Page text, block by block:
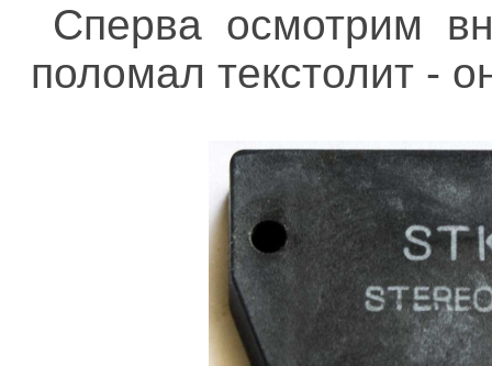
Сперва осмотрим
поломал текстолит -